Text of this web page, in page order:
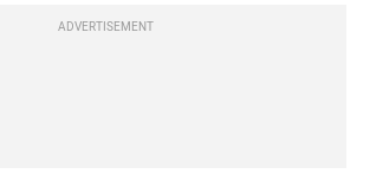
ADVERTISEMENT